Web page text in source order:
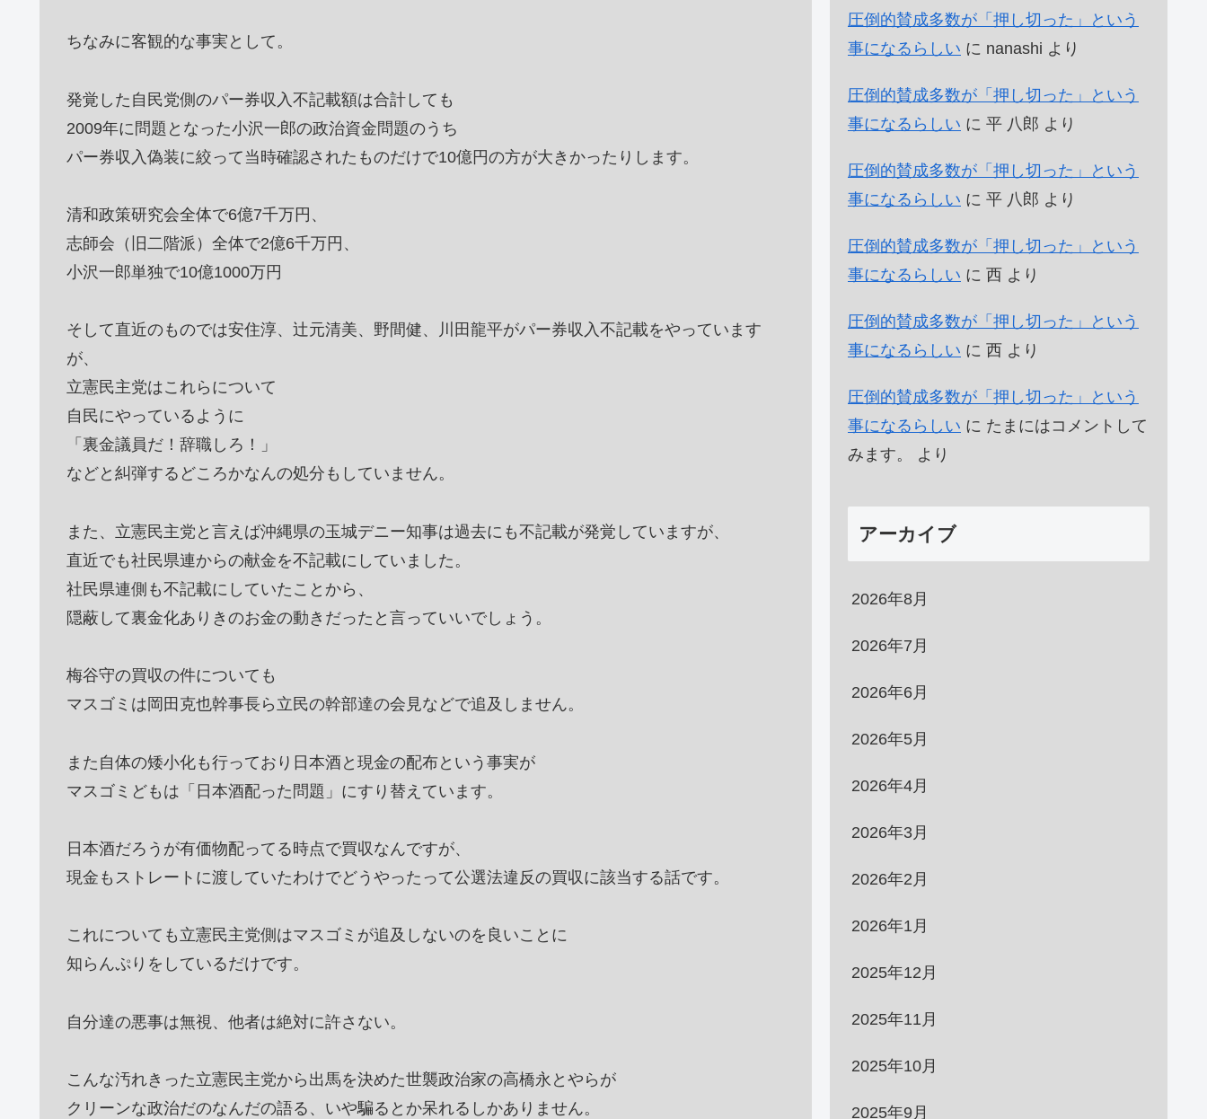
ちなみに客観的な事実として。
発覚した自民党側のパー券収入不記載額は合計しても
2009年に問題となった小沢一郎の政治資金問題のうち
パー券収入偽装に絞って当時確認されたものだけで10億円の方が大きかったりします。
清和政策研究会全体で6億7千万円、
志師会（旧二階派）全体で2億6千万円、
小沢一郎単独で10億1000万円
そして直近のものでは安住淳、辻元清美、野間健、川田龍平がパー券収入不記載をやっています
が、
立憲民主党はこれらについて
自民にやっているように
「裏金議員だ！辞職しろ！」
などと糾弾するどころかなんの処分もしていません。
また、立憲民主党と言えば沖縄県の玉城デニー知事は過去にも不記載が発覚していますが、
直近でも社民県連からの献金を不記載にしていました。
社民県連側も不記載にしていたことから、
隠蔽して裏金化ありきのお金の動きだったと言っていいでしょう。
梅谷守の買収の件についても
マスゴミは岡田克也幹事長ら立民の幹部達の会見などで追及しません。
また自体の矮小化も行っており日本酒と現金の配布という事実が
マスゴミどもは「日本酒配った問題」にすり替えています。
日本酒だろうが有価物配ってる時点で買収なんですが、
現金もストレートに渡していたわけでどうやったって公選法違反の買収に該当する話です。
これについても立憲民主党側はマスゴミが追及しないのを良いことに
知らんぷりをしているだけです。
自分達の悪事は無視、他者は絶対に許さない。
こんな汚れきった立憲民主党から出馬を決めた世襲政治家の高橋永とやらが
クリーンな政治だのなんだの語る、いや騙るとか呆れるしかありません。
圧倒的賛成多数が「押し切った」という
事になるらしい に nanashi より
圧倒的賛成多数が「押し切った」という
事になるらしい に 平 八郎 より
圧倒的賛成多数が「押し切った」という
事になるらしい に 平 八郎 より
圧倒的賛成多数が「押し切った」という
事になるらしい に 西 より
圧倒的賛成多数が「押し切った」という
事になるらしい に 西 より
圧倒的賛成多数が「押し切った」という
事になるらしい に たまにはコメントして
みます。
より
アーカイブ
2026年8月
2026年7月
2026年6月
2026年5月
2026年4月
2026年3月
2026年2月
2026年1月
2025年12月
2025年11月
2025年10月
2025年9月